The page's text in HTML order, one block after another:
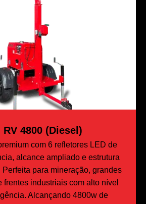
RV 4800 (Diesel)
com 6 refletores LED de
alcance ampliado e estrutura
Perfeita para mineração, grandes
frentes industriais com alto nível
Alcançando 4800w de